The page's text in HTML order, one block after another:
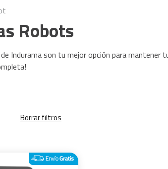
Robots
de Indurama son tu mejor opción para mantener